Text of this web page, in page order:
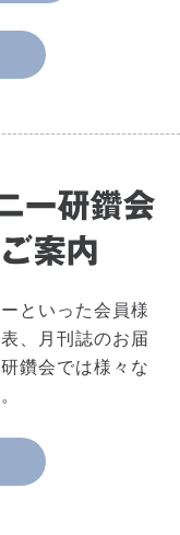
といった会員様
、月刊誌のお届
鑽会では様々な